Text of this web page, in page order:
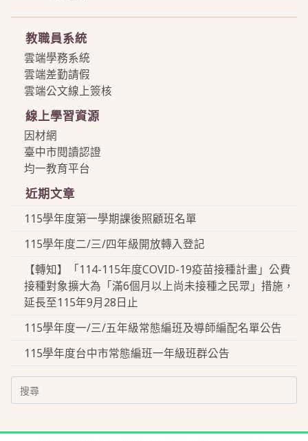
教職員系統
雲端學務系統
雲端差勤請假
雲端公文線上簽核
線上學習資源
因材網
臺中市閱讀認證
均一教育平台
近期文章
115學年度第一學期課後照顧班名單
115學年度二/三/四年級開放轉入登記
【轉知】「114-115年度COVID-19疫苗接種計畫」公費
接種對象擴大為「滿6個月以上尚未接種之民眾」措施，
延長至115年9月28日止
115學年度一/三/五年級常態編班及導師編配名單公告
115學年度台中市常態編班一年級班群公告
Search
for: